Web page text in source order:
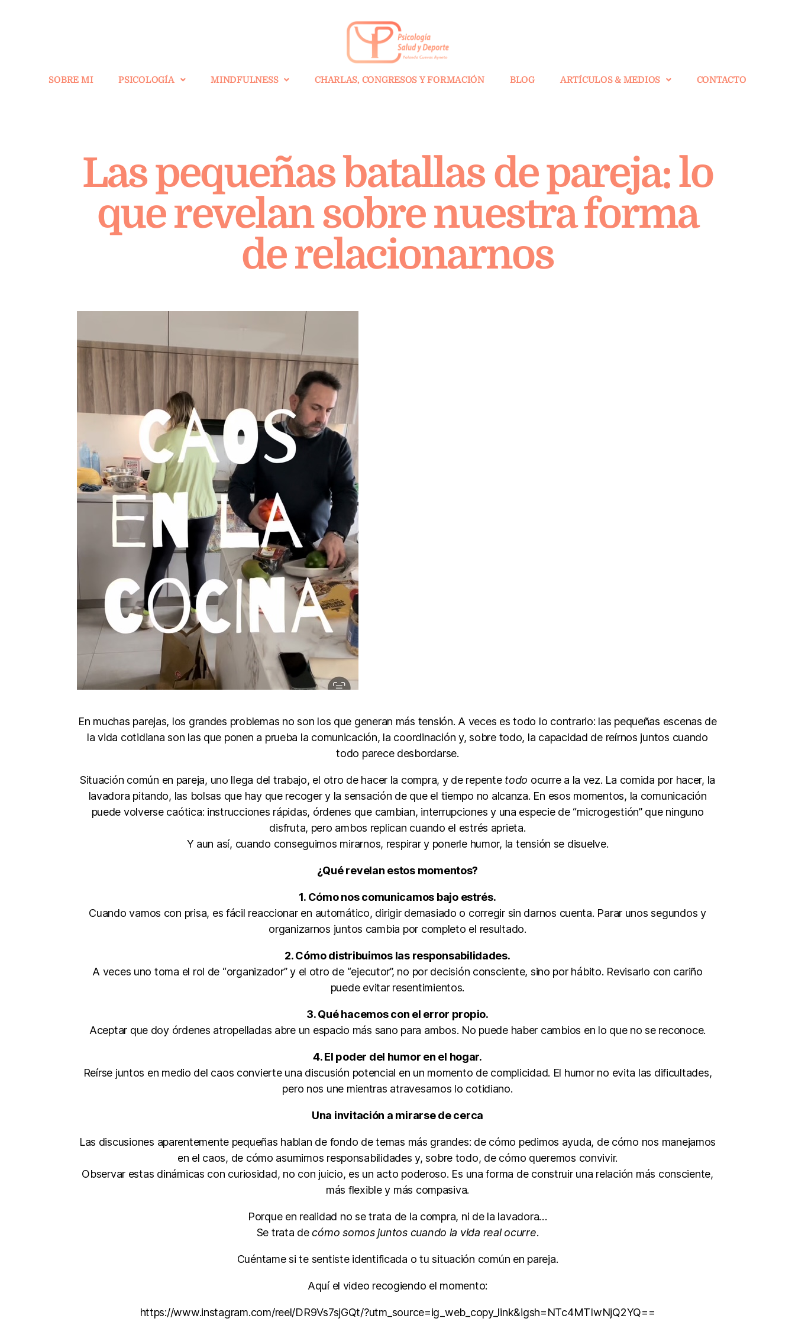
SOBRE MI PSICOLOGÍA MINDFULNESS CHARLAS, CONGRESOS Y FORMACIÓN BLOG ARTÍCULOS & MEDIOS CONTACTO
Las pequeñas batallas de pareja: lo
que revelan sobre nuestra forma
de relacionarnos
En muchas parejas, los grandes problemas no son los que generan más tensión. A veces es todo lo contrario: las pequeñas escenas de
la vida cotidiana son las que ponen a prueba la comunicación, la coordinación y, sobre todo, la capacidad de reírnos juntos cuando
todo parece desbordarse.
Situación común en pareja, uno llega del trabajo, el otro de hacer la compra, y de repente todo ocurre a la vez. La comida por hacer, la
lavadora pitando, las bolsas que hay que recoger y la sensación de que el tiempo no alcanza. En esos momentos, la comunicación
puede volverse caótica: instrucciones rápidas, órdenes que cambian, interrupciones y una especie de “microgestión” que ninguno
disfruta, pero ambos replican cuando el estrés aprieta.
Y aun así, cuando conseguimos mirarnos, respirar y ponerle humor, la tensión se disuelve.
¿Qué revelan estos momentos?
1. Cómo nos comunicamos bajo estrés.
Cuando vamos con prisa, es fácil reaccionar en automático, dirigir demasiado o corregir sin darnos cuenta. Parar unos segundos y
organizarnos juntos cambia por completo el resultado.
2. Cómo distribuimos las responsabilidades.
A veces uno toma el rol de “organizador” y el otro de “ejecutor”, no por decisión consciente, sino por hábito. Revisarlo con cariño
puede evitar resentimientos.
3. Qué hacemos con el error propio.
Aceptar que doy órdenes atropelladas abre un espacio más sano para ambos. No puede haber cambios en lo que no se reconoce.
4. El poder del humor en el hogar.
Reírse juntos en medio del caos convierte una discusión potencial en un momento de complicidad. El humor no evita las dificultades,
pero nos une mientras atravesamos lo cotidiano.
Una invitación a mirarse de cerca
Las discusiones aparentemente pequeñas hablan de fondo de temas más grandes: de cómo pedimos ayuda, de cómo nos manejamos
en el caos, de cómo asumimos responsabilidades y, sobre todo, de cómo queremos convivir.
Observar estas dinámicas con curiosidad, no con juicio, es un acto poderoso. Es una forma de construir una relación más consciente,
más flexible y más compasiva.
Porque en realidad no se trata de la compra, ni de la lavadora…
Se trata decómo somos juntos cuando la vida real ocurre.
Cuéntame si te sentiste identificada o tu situación común en pareja.
Aquí el video recogiendo el momento:
https://www.instagram.com/reel/DR9Vs7sjGQt/?utm_source=ig_web_copy_link&igsh=NTc4MTIwNjQ2YQ==